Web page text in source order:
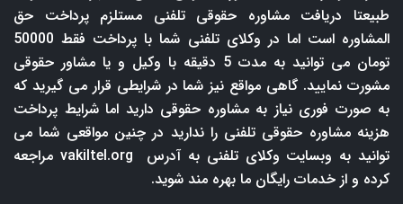
طبیعتا دریافت مشاوره حقوقی تلفنی مستلزم پرداخت حق
المشاوره است اما در وکلای تلفنی شما با پرداخت فقط 50000
تومان می توانید به مدت 5 دقیقه با وکیل و یا مشاور حقوقی
مشورت نمایید. گاهی مواقع نیز شما در شرایطی قرار می گیرید که
به صورت فوری نیاز به مشاوره حقوقی دارید اما شرایط پرداخت
هزینه مشاوره حقوقی تلفنی را ندارید در چنین مواقعی شما می
توانید به وبسایت وکلای تلفنی به آدرس
vakiltel.org مراجعه
کرده و از خدمات رایگان ما بهره مند شوید.